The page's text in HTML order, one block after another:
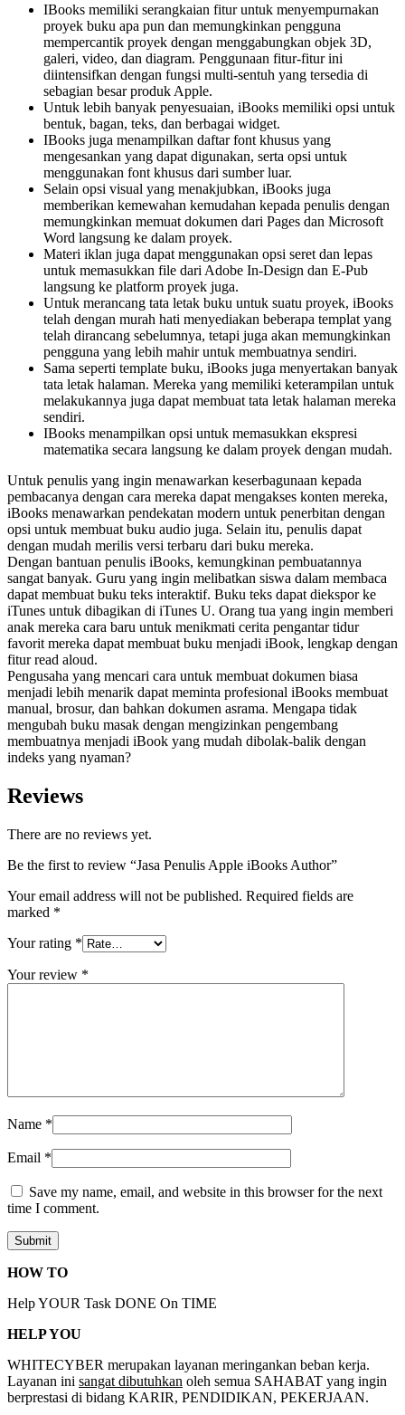
IBooks memiliki serangkaian fitur untuk menyempurnakan
proyek buku apa pun dan memungkinkan pengguna
mempercantik proyek dengan menggabungkan objek 3D,
galeri, video, dan diagram. Penggunaan fitur-fitur ini
diintensifkan dengan fungsi multi-sentuh yang tersedia di
sebagian besar produk Apple.
Untuk lebih banyak penyesuaian, iBooks memiliki opsi untuk
bentuk, bagan, teks, dan berbagai widget.
IBooks juga menampilkan daftar font khusus yang
mengesankan yang dapat digunakan, serta opsi untuk
menggunakan font khusus dari sumber luar.
Selain opsi visual yang menakjubkan, iBooks juga
memberikan kemewahan kemudahan kepada penulis dengan
memungkinkan memuat dokumen dari Pages dan Microsoft
Word langsung ke dalam proyek.
Materi iklan juga dapat menggunakan opsi seret dan lepas
untuk memasukkan file dari Adobe In-Design dan E-Pub
langsung ke platform proyek juga.
Untuk merancang tata letak buku untuk suatu proyek, iBooks
telah dengan murah hati menyediakan beberapa templat yang
telah dirancang sebelumnya, tetapi juga akan memungkinkan
pengguna yang lebih mahir untuk membuatnya sendiri.
Sama seperti template buku, iBooks juga menyertakan banyak
tata letak halaman. Mereka yang memiliki keterampilan untuk
melakukannya juga dapat membuat tata letak halaman mereka
sendiri.
IBooks menampilkan opsi untuk memasukkan ekspresi
matematika secara langsung ke dalam proyek dengan mudah.
Untuk penulis yang ingin menawarkan keserbagunaan kepada
pembacanya dengan cara mereka dapat mengakses konten mereka,
iBooks menawarkan pendekatan modern untuk penerbitan dengan
opsi untuk membuat buku audio juga. Selain itu, penulis dapat
dengan mudah merilis versi terbaru dari buku mereka.
Dengan bantuan penulis iBooks, kemungkinan pembuatannya
sangat banyak. Guru yang ingin melibatkan siswa dalam membaca
dapat membuat buku teks interaktif. Buku teks dapat diekspor ke
iTunes untuk dibagikan di iTunes U. Orang tua yang ingin memberi
anak mereka cara baru untuk menikmati cerita pengantar tidur
favorit mereka dapat membuat buku menjadi iBook, lengkap dengan
fitur read aloud.
Pengusaha yang mencari cara untuk membuat dokumen biasa
menjadi lebih menarik dapat meminta profesional iBooks membuat
manual, brosur, dan bahkan dokumen asrama. Mengapa tidak
mengubah buku masak dengan mengizinkan pengembang
membuatnya menjadi iBook yang mudah dibolak-balik dengan
indeks yang nyaman?
Reviews
There are no reviews yet.
Be the first to review “Jasa Penulis Apple iBooks Author”
Your email address will not be published. Required fields are
marked *
Your rating *
Your review *
Name *
Email *
Save my name, email, and website in this browser for the next
time I comment.
HOW TO
Help YOUR Task DONE On TIME
HELP YOU
WHITECYBER merupakan layanan meringankan beban kerja.
Layanan ini sangat dibutuhkan oleh semua SAHABAT yang ingin
berprestasi di bidang KARIR, PENDIDIKAN, PEKERJAAN.